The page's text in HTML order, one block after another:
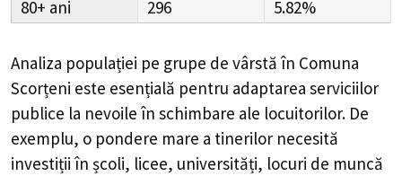
80+
296 5.82%
Analiza populației pe grupe de vârstă în Comuna
Scorțeni este esențială pentru adaptarea serviciilor
publice la nevoile în schimbare ale locuitorilor. De
exemplu, o pondere mare a tinerilor necesită
investiții în școli, licee, universități, locuri de muncă